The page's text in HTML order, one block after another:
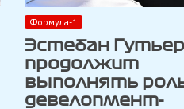
Формула-1
Эстебан
продолжит
выполнять
девелопмент-